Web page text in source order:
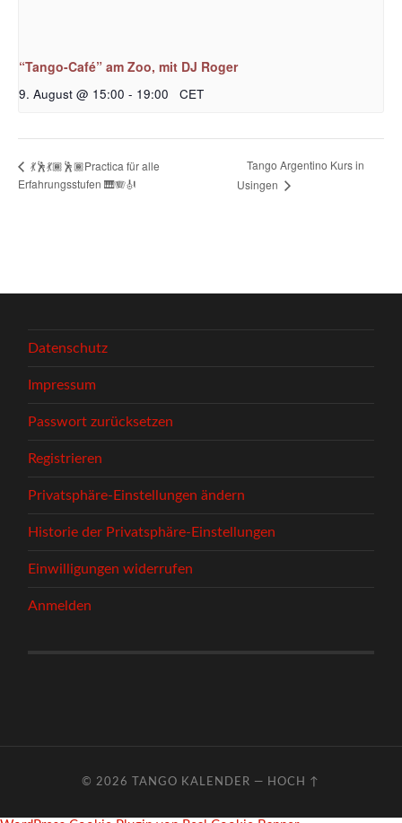
“Tango-Café” am Zoo, mit DJ Roger
9. August @ 15:00 - 19:00 CET
💃🕺💃🏾🕺🏾Practica für alle
Erfahrungsstufen 🎹🪗🎻
Tango Argentino Kurs in
Usingen
Datenschutz
Impressum
Passwort zurücksetzen
Registrieren
Privatsphäre-Einstellungen ändern
Historie der Privatsphäre-Einstellungen
Einwilligungen widerrufen
Anmelden
© 2026 TANGO KALENDER — HOCH ↑